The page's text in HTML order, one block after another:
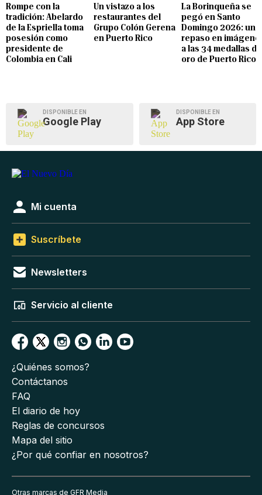
Rompe con la
tradición: Abelardo
de la Espriella toma
posesión como
presidente de
Colombia en Cali
Un vistazo a los
restaurantes del
Grupo Colón Gerena
en Puerto Rico
La Borinqueña se
pegó en Santo
Domingo 2026: un
repaso en
a las 34 medallas de
oro de Puerto Rico
DISPONIBLE EN
Google Play
DISPONIBLE EN
App Store
Mi cuenta
Suscríbete
Newsletters
Servicio al cliente
¿Quiénes somos?
Contáctanos
FAQ
El diario de hoy
Reglas de concursos
Mapa del sitio
¿Por qué confiar en nosotros?
Otras marcas de GFR Media